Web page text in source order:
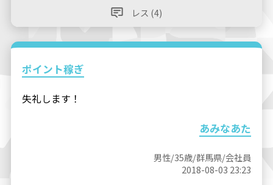
レス (4)
ポイント稼ぎ
失礼します！
あみなあた
男性/35歳/群馬県/会社員
2018-08-03 23:23